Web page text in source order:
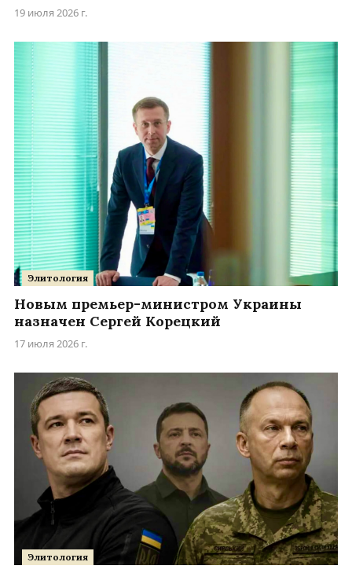
19 июля 2026 г.
Элитология
Новым премьер-министром Украины
назначен Сергей Корецкий
17 июля 2026 г.
Элитология